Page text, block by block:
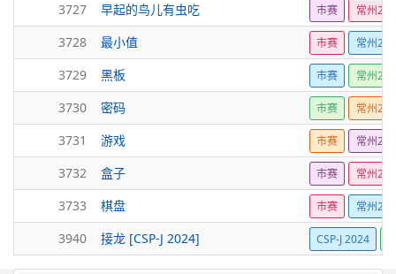
3727 早起的鸟儿有虫吃 市赛 常州
3728 最小值 市赛 常州
3729 黑板 市赛 常州
3730 密码 市赛 常州
3731 游戏 市赛 常州
3732 盒子 市赛 常州
3733 棋盘 市赛 常州
3940 接龙 [CSP-J 2024] CSP-J 2024